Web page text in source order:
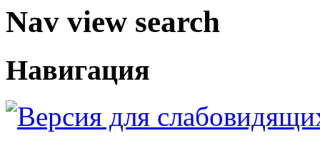
Nav view search
Навигация